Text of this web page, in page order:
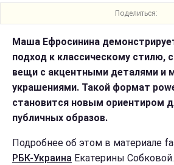
Поделиться:
Маша Ефросинина
подход к классическому стилю,
вещи с акцентными деталями и
украшениями. Такой формат
становится новым ориентиром
публичных образов.
Подробнее об этом в материале
РБК-Украина Екатерины Собковой.